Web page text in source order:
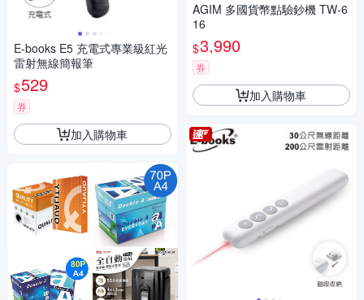
E-books E5 充電式專業級紅光
雷射無線簡報筆
$529
券
加入購物車
AGIM 多國貨幣點驗鈔機 TW-6
16
$3,990
券
加入購物車